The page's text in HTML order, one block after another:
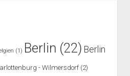
(1) Berlin (22) Berlin
- Wilmersdorf(2)